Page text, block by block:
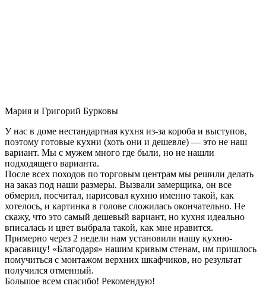
Мария и Григорий Бурковы
У нас в доме нестандартная кухня из-за короба и выступов,
поэтому готовые кухни (хоть они и дешевле) — это не наш
вариант. Мы с мужем много где были, но не нашли
подходящего варианта.
После всех походов по торговым центрам мы решили делать
на заказ под наши размеры. Вызвали замерщика, он все
обмерил, посчитал, нарисовал кухню именно такой, как
хотелось, и картинка в голове сложилась окончательно. Не
скажу, что это самый дешевый вариант, но кухня идеально
вписалась и цвет выбрала такой, как мне нравится.
Примерно через 2 недели нам установили нашу кухню-
красавицу! «Благодаря» нашим кривым стенам, им пришлось
помучиться с монтажом верхних шкафчиков, но результат
получился отменный.
Большое всем спасибо! Рекомендую!